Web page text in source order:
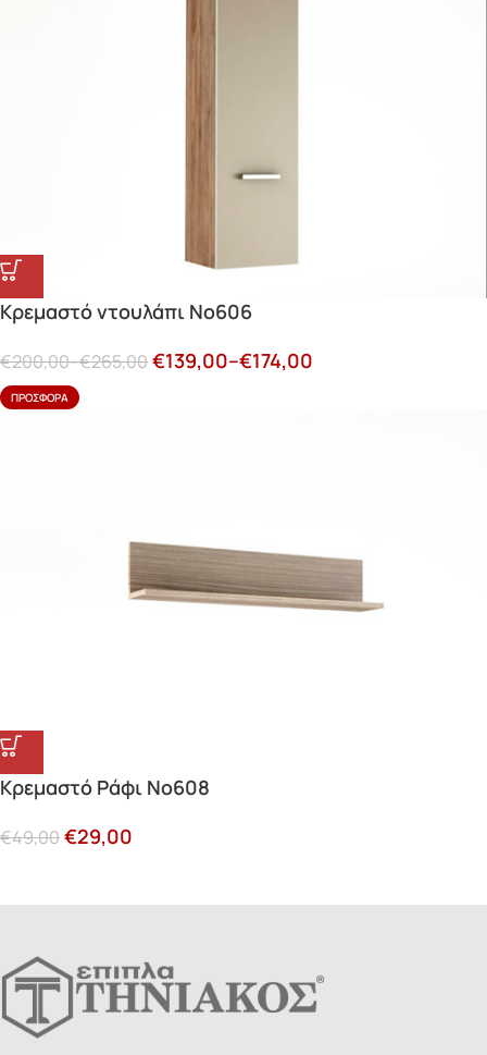
Κρεμαστό ντουλάπι Νο606
€200,00–€265,00€139,00–€174,00
ΠΡΟΣΦΟΡΆ
Κρεμαστό Ράφι Νο608
€49,00€29,00